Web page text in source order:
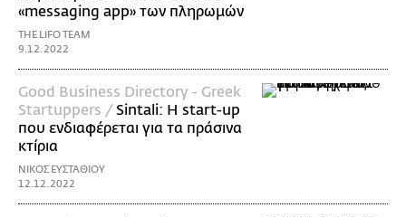
«messaging app» των πληρωμών
THE LIFO TEAM
9.12.2022
Good Business Directory - Greek
Startuppers / Sintali: Η start-up
που ενδιαφέρεται για τα πράσινα
κτίρια
ΝΙΚΟΣ ΕΥΣΤΑΘΙΟΥ
12.12.2022